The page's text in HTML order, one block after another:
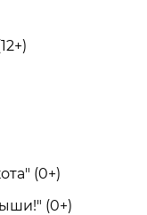
(0+)
(0+)